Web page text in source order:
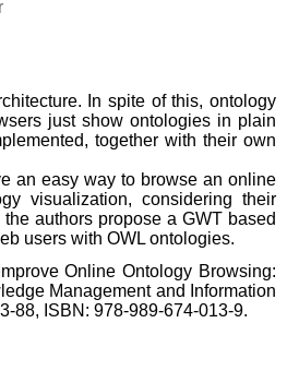
In spite of this, ontology
just show ontologies in plain
together with their own
an easy way to browse an online
visualization, considering their
authors propose a GWT based
users with OWL ontologies.
Online Ontology Browsing:
Management and Information
88, ISBN: 978-989-674-013-9.